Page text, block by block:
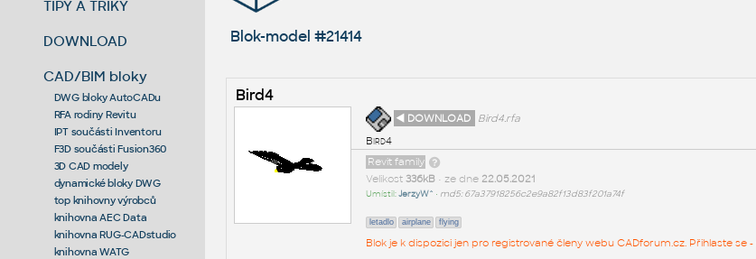
TIPY A TRIKY
DOWNLOAD
CAD/BIM bloky
DWG bloky AutoCADu
RFA rodiny Revitu
IPT součásti Inventoru
F3D součásti Fusion360
3D CAD modely
dynamické bloky DWG
top knihovny výrobců
knihovna AEC Data
knihovna RUG-CADstudio
knihovna WATG
Blok-model #21414
Bird4
◄ DOWNLOAD
Bird4.rfa
Bird4
Revit family
Velikost 336kB• ze dne 22.05.2021
Umístil:JerzyW^ • md5: 67a37918256c2e9a82f13d83f201a74f
letadlo airplane flying
Blok je k dispozici jen pro registrované členy webu CADforum.cz. Přihlaste se -